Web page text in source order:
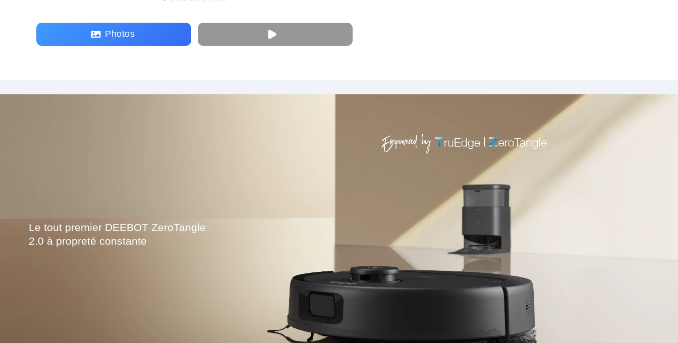
Photos
Le tout premier DEEBOT ZeroTangle
2.0 à propreté constante